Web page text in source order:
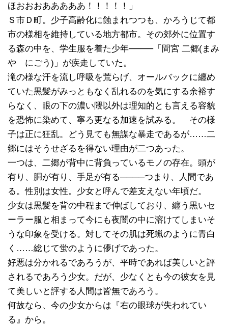
ほおおおあああああ！！！！！」
Ｓ市Ｄ町。少子高齢化に蝕まれつつも、かろうじて都
市の様相を維持している地方都市。その郊外に位置す
る森の中を、学生服を着た少年────「間宮 二郷(まみ
や にごう)」が疾走していた。
滝の様な汗を流し呼吸を荒らげ、オールバックに纏め
ていた黒髪がみっともなく乱れるのを気にする余裕す
らなく、眼の下の濃い隈以外は理知的とも言える容貌
を恐怖に染めて、寧ろ更なる加速を試みる。 その様
子は正に狂乱。どう見ても無謀な暴走であるが……二
郷にはそうせざるを得ない理由が二つあった。
一つは、二郷が背中に背負っているモノの存在。頭が
有り、胴が有り、手足が有る────つまり、人間であ
る。性別は女性。少女と呼んで差支えない年頃だ。
少女は黒髪を背の中程まで伸ばしており、纏う黒いセ
ーラー服と相まって今にも夜闇の中に溶けてしまいそ
うな印象を受ける。対してその肌は死蝋のように青白
く……総じて蛍のように儚げであった。
好悪は分かれるであろうが、平時であれば美しいと評
されるであろう少女。だが、少なくとも今の彼女を見
て美しいと評する人間は皆無であろう。
何故なら、今の少女からは『右の眼球が失われてい
る』から。